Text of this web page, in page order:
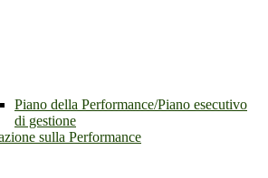
Piano della Performance/Piano esecutivo
di gestione
sulla Performance